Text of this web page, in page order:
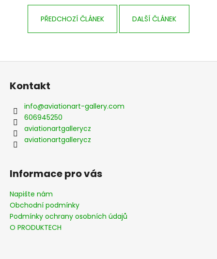
PŘEDCHOZÍ ČLÁNEK DALŠÍ ČLÁNEK
Z
Kontakt
info@aviationart-gallery.com
606945250
aviationartgallerycz
aviationartgallerycz
Informace pro vás
Napište nám
Obchodní podmínky
Podmínky ochrany osobních údajů
O PRODUKTECH